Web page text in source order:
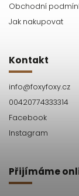
Obchodní
Jak nakupovat
Kontakt
info@foxyfoxy.cz
00420774333314
Facebook
Instagram
Přijímáme